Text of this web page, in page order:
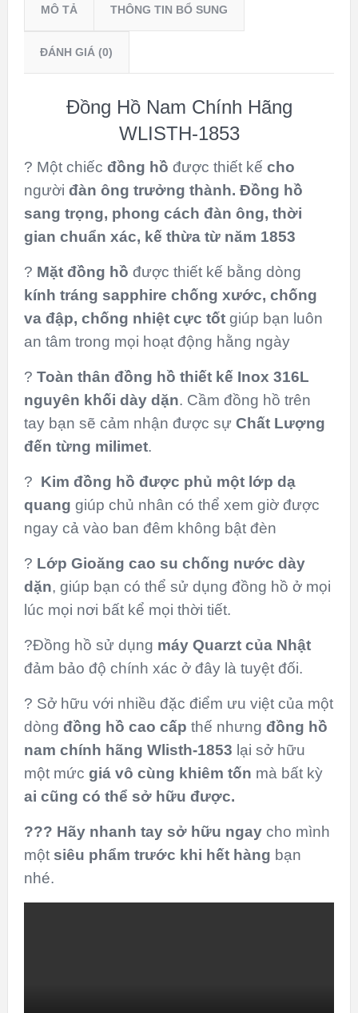
MÔ TẢ THÔNG TIN BỔ SUNG
ĐÁNH GIÁ (0)
Đồng Hồ Nam Chính Hãng
WLISTH-1853
? Một chiếc đồng hồ được thiết kế cho
người đàn ông trưởng thành. Đồng hồ
sang trọng, phong cách đàn ông, thời
gian chuẩn xác, kế thừa từ năm 1853
? Mặt đồng hồ được thiết kế bằng dòng
kính tráng sapphire chống xước, chống
va đập, chống nhiệt cực tốtgiúp bạn luôn
an tâm trong mọi hoạt động hằng ngày
? Toàn thân đồng hồ thiết kế Inox 316L
nguyên khối dày dặn. Cầm đồng hồ trên
tay bạn sẽ cảm nhận được sự Chất Lượng
đến từng milimet.
? Kim đồng hồ được phủ một lớp dạ
quang giúp chủ nhân có thể xem giờ được
ngay cả vào ban đêm không bật đèn
? Lớp Gioăng cao su chống nước dày
dặn, giúp bạn có thể sử dụng đồng hồ ở mọi
lúc mọi nơi bất kể mọi thời tiết.
?Đồng hồ sử dụng máy Quarzt của Nhật
đảm bảo độ chính xác ở đây là tuyệt đối.
? Sở hữu với nhiều đặc điểm ưu việt của một
dòng đồng hồ cao cấp thế nhưng đồng hồ
nam chính hãng Wlisth-1853 lại sở hữu
một mức giá vô cùng khiêm tốn mà bất kỳ
ai cũng có thể sở hữu được.
??? Hãy nhanh tay sở hữu ngaycho mình
mộtsiêu phẩm trước khi hết hàng bạn
nhé.